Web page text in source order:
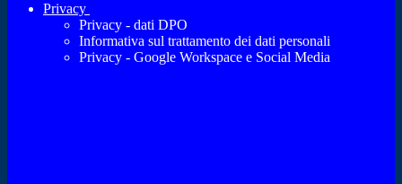
Privacy
Privacy - dati DPO
Informativa sul trattamento dei dati personali
Privacy - Google Workspace e Social Media